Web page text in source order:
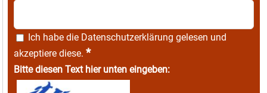
Ich habe die Datenschutzerklärung gelesen und
akzeptiere diese. *
Bitte diesen Text hier unten eingeben: